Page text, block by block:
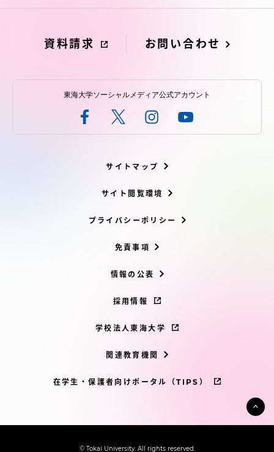
資料請求 お問い合わせ
東海大学ソーシャルメディア公式アカウント
サイトマップ
サイト閲覧環境
プライバシーポリシー
免責事項
情報の公表
採用情報
学校法人東海大学
関連教育機関
在学生・保護者向けポータル（TIPS）
© Tokai University. All rights reserved.